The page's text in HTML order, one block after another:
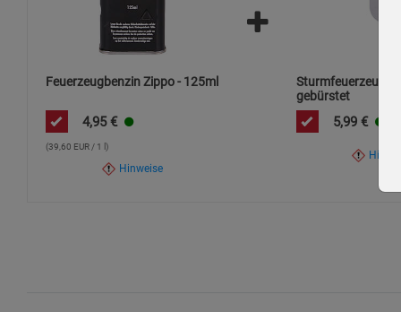
Nur in gut belüfteten Bereichen verwenden.
Direkten Hautkontakt vermeiden.
Feuerzeugbenzin Zippo - 125ml
4,95 €
(39,60 EUR / 1 l)
Hinweise
Sturmfeuerzeug
gebürstet
5,99 €